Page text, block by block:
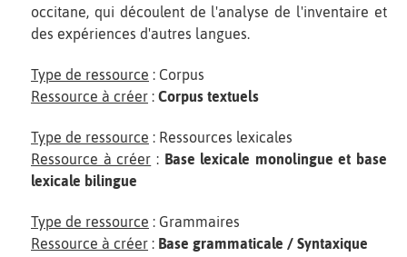
occitane, qui découlent de l'analyse de l'inventaire et
des expériences d'autres langues.
Type de ressource : Corpus
Ressource à créer : Corpus textuels
Type de ressource : Ressources lexicales
Ressource à créer : Base lexicale monolingue et base
lexicale bilingue
Type de ressource : Grammaires
Ressource à créer : Base grammaticale / Syntaxique